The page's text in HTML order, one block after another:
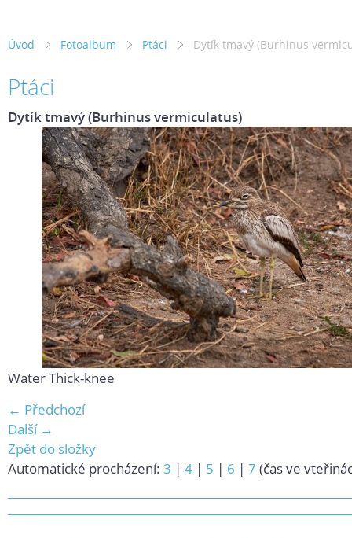
Úvod Fotoalbum Ptáci Dytík tmavý (Burhinus
Ptáci
Dytík tmavý (Burhinus vermiculatus)
Water Thick-knee
← Předchozí
Další →
Zpět do složky
Automatické procházení: 3 | 4 | 5 | 6 | 7 (čas ve